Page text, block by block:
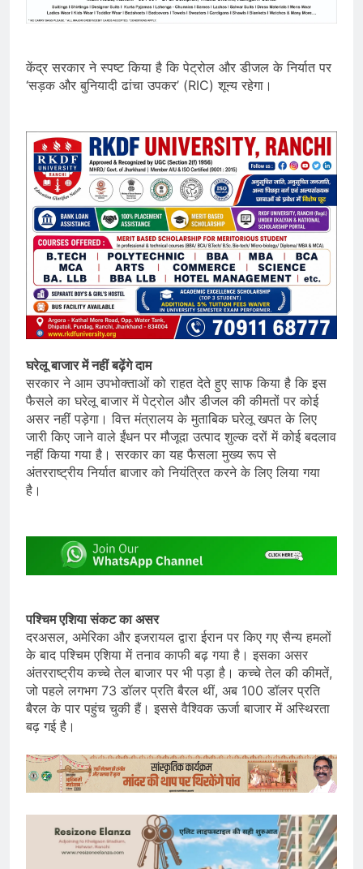
केंद्र सरकार ने स्पष्ट किया है कि पेट्रोल और डीजल के निर्यात पर
‘सड़क और बुनियादी ढांचा उपकर’ (RIC) शून्य रहेगा।
घरेलू बाजार में नहीं बढ़ेंगे दाम
सरकार ने आम उपभोक्ताओं को राहत देते हुए साफ किया है कि इस
फैसले का घरेलू बाजार में पेट्रोल और डीजल की कीमतों पर कोई
असर नहीं पड़ेगा। वित्त मंत्रालय के मुताबिक घरेलू खपत के लिए
जारी किए जाने वाले ईंधन पर मौजूदा उत्पाद शुल्क दरों में कोई बदलाव
नहीं किया गया है। सरकार का यह फैसला मुख्य रूप से
अंतरराष्ट्रीय निर्यात बाजार को नियंत्रित करने के लिए लिया गया
है।
पश्चिम एशिया संकट का असर
दरअसल, अमेरिका और इजरायल द्वारा ईरान पर किए गए सैन्य हमलों
के बाद पश्चिम एशिया में तनाव काफी बढ़ गया है। इसका असर
अंतरराष्ट्रीय कच्चे तेल बाजार पर भी पड़ा है। कच्चे तेल की कीमतें,
जो पहले लगभग 73 डॉलर प्रति बैरल थीं, अब 100 डॉलर प्रति
बैरल के पार पहुंच चुकी हैं। इससे वैश्विक ऊर्जा बाजार में अस्थिरता
बढ़ गई है।